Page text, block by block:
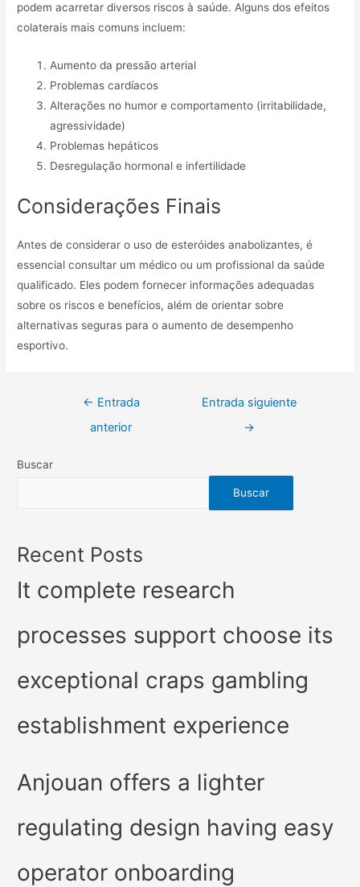
podem acarretar diversos riscos à saúde. Alguns dos efeitos
colaterais mais comuns incluem:
Aumento da pressão arterial
Problemas cardíacos
Alterações no humor e comportamento (irritabilidade,
agressividade)
Problemas hepáticos
Desregulação hormonal e infertilidade
Considerações Finais
Antes de considerar o uso de esteróides anabolizantes, é
essencial consultar um médico ou um profissional da saúde
qualificado. Eles podem fornecer informações adequadas
sobre os riscos e benefícios, além de orientar sobre
alternativas seguras para o aumento de desempenho
esportivo.
Navegación
← Entrada
anterior
Entrada siguiente
→
Buscar
Buscar
Recent Posts
It complete research
processes support choose its
exceptional craps gambling
establishment experience
Anjouan offers a lighter
regulating design having easy
operator onboarding